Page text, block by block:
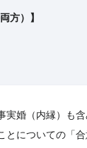
方）】
実婚（内縁）も含
とについての「